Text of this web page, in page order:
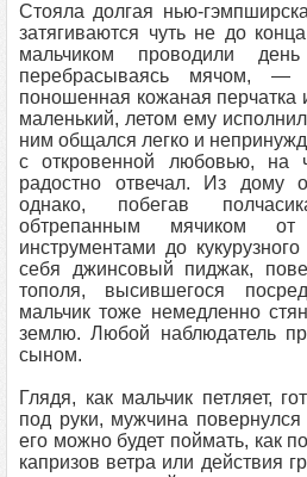
Стояла долгая нью-
затягиваются чуть не до
мальчиком проводили
перебрасываясь мячом,
поношенная кожаная перчатка
маленький, летом ему
ним общался легко и
с откровенной любовью, на
радостно отвечал. Из дому
однако, побегав
обтрепанным мячиком
инструментами до
себя джинсовый пиджак,
тополя, высившегося
мальчик тоже немедленно
землю. Любой наблюдатель
сыном.
Глядя, как мальчик петляет,
под руки, мужчина
его можно будет поймать, как
капризов ветра или действия